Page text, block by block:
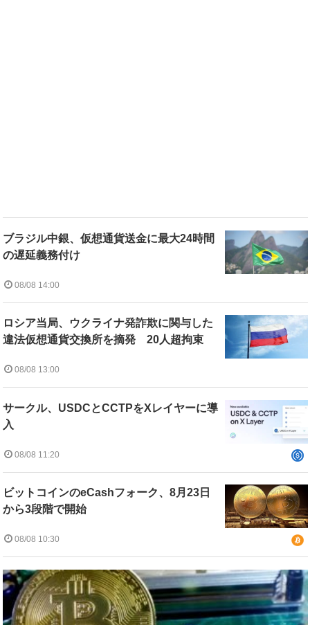
ブラジル中銀、仮想通貨送金に最大24時間
の遅延義務付け
08/08 14:00
ロシア当局、ウクライナ発詐欺に関与した
違法仮想通貨交換所を摘発 20人超拘束
08/08 13:00
サークル、USDCとCCTPをXレイヤーに導
入
08/08 11:20
ビットコインのeCashフォーク、8月23日
から3段階で開始
08/08 10:30